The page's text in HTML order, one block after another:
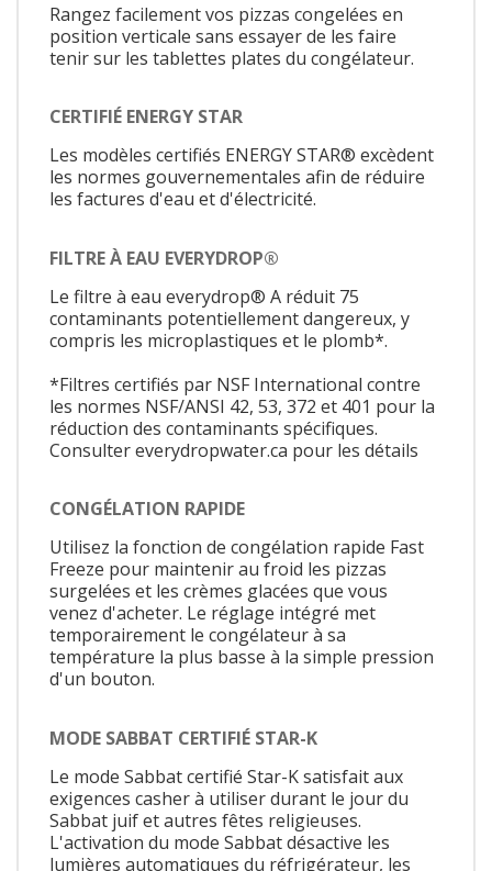
Rangez facilement vos pizzas congelées en
position verticale sans essayer de les faire
tenir sur les tablettes plates du congélateur.
CERTIFIÉ ENERGY STAR
Les modèles certifiés ENERGY STAR® excèdent
les normes gouvernementales afin de réduire
les factures d'eau et d'électricité.
FILTRE À EAU EVERYDROP®
Le filtre à eau everydrop® A réduit 75
contaminants potentiellement dangereux, y
compris les microplastiques et le plomb*.
*Filtres certifiés par NSF International contre
les normes NSF/ANSI 42, 53, 372 et 401 pour la
réduction des contaminants spécifiques.
Consulter everydropwater.ca pour les détails
CONGÉLATION RAPIDE
Utilisez la fonction de congélation rapide Fast
Freeze pour maintenir au froid les pizzas
surgelées et les crèmes glacées que vous
venez d'acheter. Le réglage intégré met
temporairement le congélateur à sa
température la plus basse à la simple pression
d'un bouton.
MODE SABBAT CERTIFIÉ STAR-K
Le mode Sabbat certifié Star-K satisfait aux
exigences casher à utiliser durant le jour du
Sabbat juif et autres fêtes religieuses.
L'activation du mode Sabbat désactive les
lumières automatiques du réfrigérateur, les